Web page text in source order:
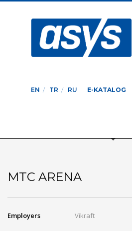
EN TR RU E-KATALOG
MTC ARENA
Employers Vikraft